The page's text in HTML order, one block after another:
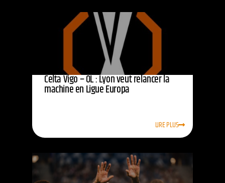
Celta Vigo – OL : Lyon veut relancer la
machine en Ligue Europa
LIRE PLUS